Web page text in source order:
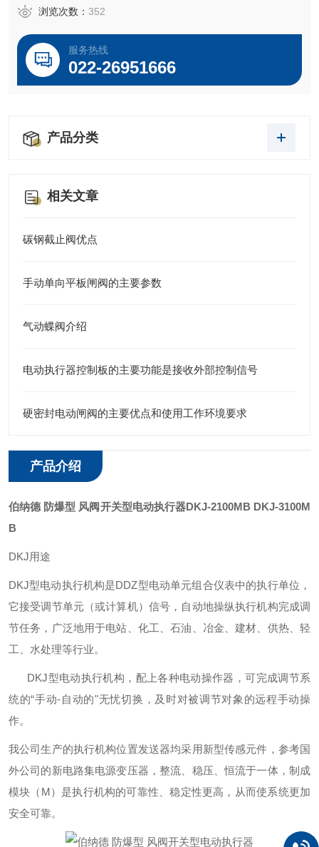
（4）大力矩执行机构采用交流单相电机，给自控系统的使用
浏览次数： 352
服务热线
022-26951666
产品分类
相关文章
碳钢截止阀优点
手动单向平板闸阀的主要参数
气动蝶阀介绍
电动执行器控制板的主要功能是接收外部控制信号
硬密封电动闸阀的主要优点和使用工作环境要求
产品介绍
伯纳德 防爆型 风阀开关型电动执行器DKJ-2100MB DKJ-3100M
B
DKJ用途
DKJ型电动执行机构是DDZ型电动单元组合仪表中的执行单位，
它接受调节单元（或计算机）信号，自动地操纵执行机构完成调
节任务，广泛地用于电站、化工、石油、冶金、建材、供热、轻
工、水处理等行业。
DKJ型电动执行机构，配上各种电动操作器，可完成调节系
统的“手动-自动的"无忧切换，及时对被调节对象的远程手动操
作。
我公司生产的执行机构位置发送器均采用新型传感元件，参考国
外公司的新电路集电源变压器，整流、稳压、恒流于一体，制成
模块（M）是执行机构的可靠性、稳定性更高，从而使系统更加
安全可靠。